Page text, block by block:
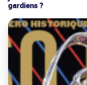
gardiens ?